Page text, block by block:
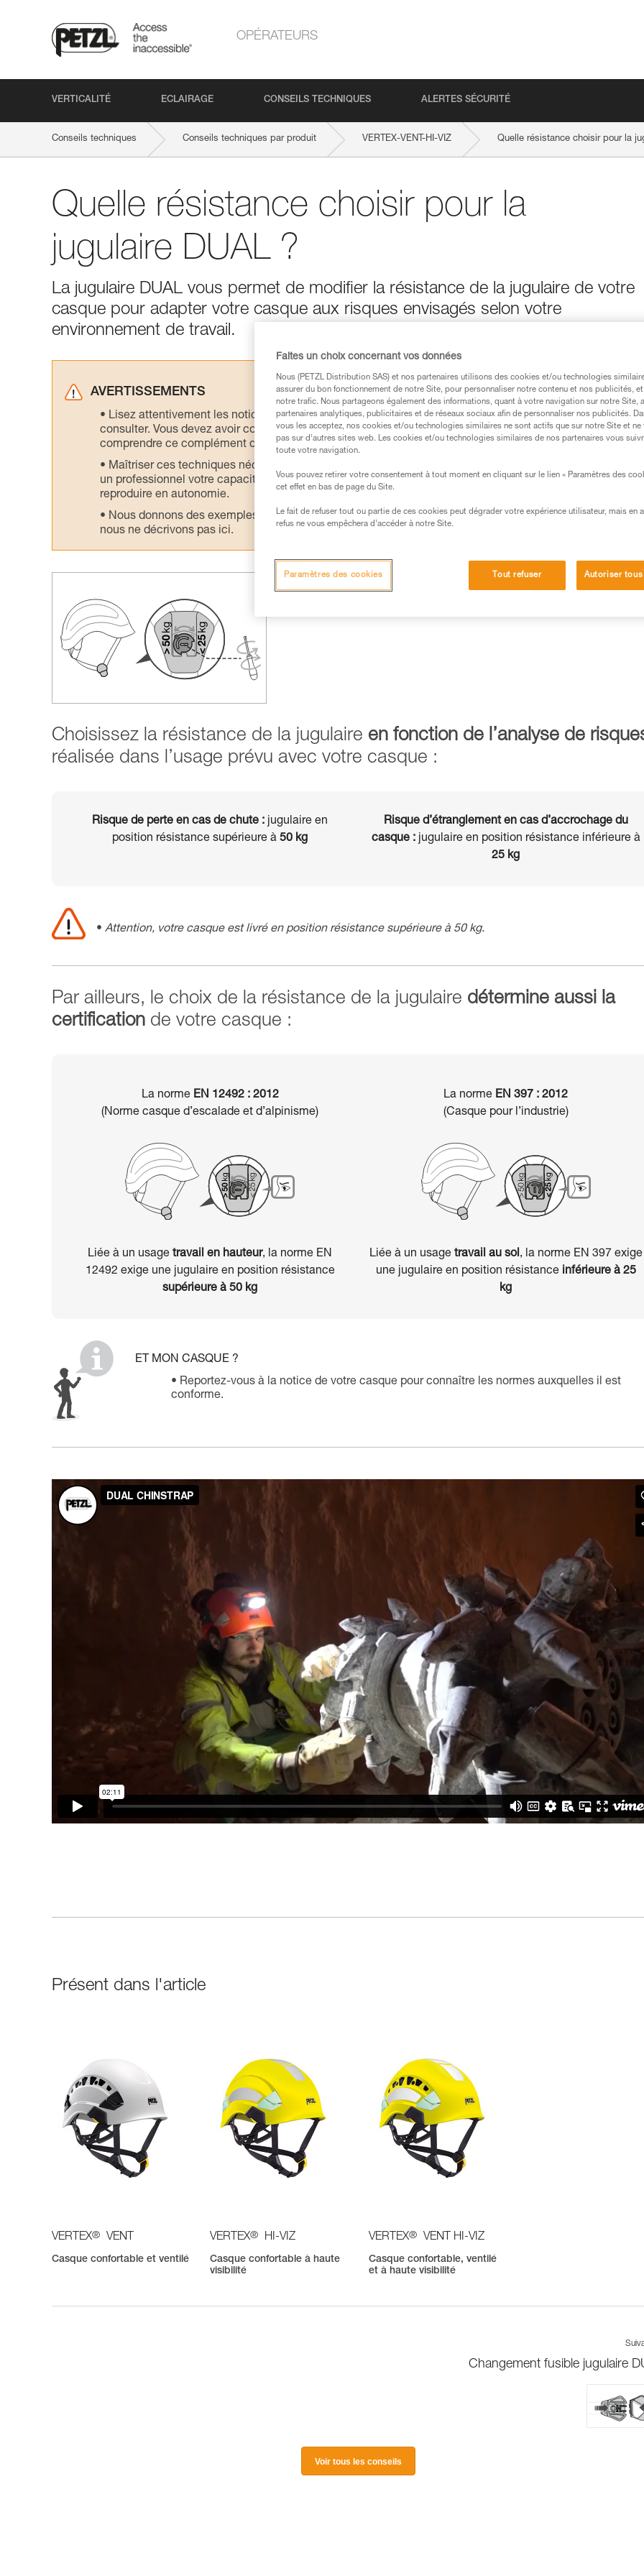
OPÉRATEURS
VERTICALITÉ ECLAIRAGE CONSEILS TECHNIQUES ALERTES SÉCURITÉ
Conseils techniques Conseils techniques par produit VERTEX-VENT-HI-VIZ Quelle résistance choisir pour la
Quelle résistance choisir pour la
jugulaire DUAL ?
La jugulaire DUAL vous permet de modifier la résistance de la jugulaire de votre
casque pour adapter votre casque aux risques envisagés selon votre
environnement de travail.
AVERTISSEMENTS
Lisez attentivement les notices techniques des produits utilisés dans ce conseil avant de le
consulter. Vous devez avoir compris les informations de la notice technique pour pouvoir
comprendre ce complément d’informations.
Maîtriser ces techniques nécessite une formation et un entraînement spécifique. Validez avec
un professionnel votre capacité à refaire la manipulation, seul, en toute sécurité, avant de la
reproduire en autonomie.
Nous donnons des exemples de techniques liées à votre activité. Il peut en exister d’autres que
nous ne décrivons pas ici.
Choisissez la résistance de la jugulaire en fonction de l’analyse de
réalisée dans l’usage prévu avec votre casque :
Risque de perte en cas de chute : jugulaire en
position résistance supérieure à50 kg
Risque d’étranglement en cas d’accrochage du
casque :jugulaire en position résistance inférieure à
25 kg
Attention, votre casque est livré en position résistance supérieure à 50 kg.
Par ailleurs, le choix de la résistance de la jugulaire détermine aussi la
certification de votre casque :
La norme EN 12492 : 2012
(Norme casque d’escalade et d’alpinisme)
Liée à un usagetravail en hauteur, la norme EN
12492 exige une jugulaire en position résistance
supérieure à 50 kg
La norme EN 397 : 2012
(Casque pour l’industrie)
Liée à un usage travail au sol, la norme EN 397 exige
une jugulaire en position résistance inférieure à 25
kg
ET MON CASQUE ?
Reportez-vous à la notice de votre casque pour connaître les normes auxquelles il est
conforme.
Présent dans l'article
VERTEX® VENT
Casque confortable et ventilé
VERTEX® HI-VIZ
Casque confortable à haute
visibilité
VERTEX® VENT HI-VIZ
Casque confortable, ventilé
et à haute visibilité
Changement fusible jugulaire
Voir tous les conseils
Faites un choix concernant vos données
Nous (PETZL Distribution SAS) et nos partenaires utilisons des cookies et/ou technologies
assurer du bon fonctionnement de notre Site, pour personnaliser notre contenu et nos publicités,
notre trafic. Nous partageons également des informations, quant à votre navigation sur notre Site,
partenaires analytiques, publicitaires et de réseaux sociaux afin de personnaliser nos publicités.
vous les acceptez, nos cookies et/ou technologies similaires ne sont actifs que sur notre Site et ne
pas sur d’autres sites web. Les cookies et/ou technologies similaires de nos partenaires vous
toute votre navigation.
Vous pouvez retirer votre consentement à tout moment en cliquant sur le lien « Paramètres des
cet effet en bas de page du Site.
Le fait de refuser tout ou partie de ces cookies peut dégrader votre expérience utilisateur, mais en
refus ne vous empêchera d’accéder à notre Site.
Tout refuser Autoriser
Paramètres des cookies